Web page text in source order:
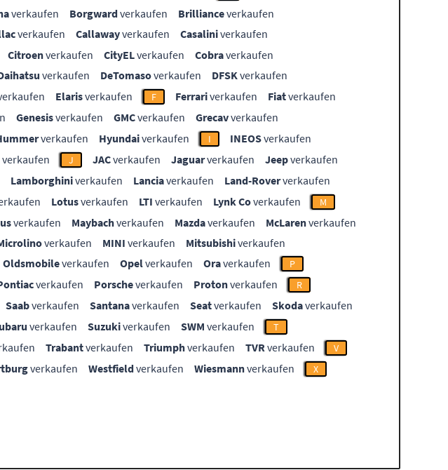
verkaufen Borgwardverkaufen Brillianceverkaufen
verkaufen Callawayverkaufen Casaliniverkaufen
Citroenverkaufen CityELverkaufen Cobraverkaufen
verkaufen DeTomasoverkaufen DFSKverkaufen
Elarisverkaufen F Ferrariverkaufen Fiatverkaufen
Genesisverkaufen GMCverkaufen Grecavverkaufen
verkaufen Hyundaiverkaufen I INEOSverkaufen
verkaufen J JACverkaufen Jaguarverkaufen Jeepverkaufen
Lamborghiniverkaufen Lanciaverkaufen Land-Roververkaufen
Lotusverkaufen LTI verkaufen Lynk Coverkaufen M
verkaufen Maybachverkaufen Mazdaverkaufen McLarenverkaufen
verkaufen MINI verkaufen Mitsubishiverkaufen
Oldsmobileverkaufen Opelverkaufen Oraverkaufen P
verkaufen Porscheverkaufen Protonverkaufen R
Saabverkaufen Santanaverkaufen Seatverkaufen Skodaverkaufen
verkaufen Suzukiverkaufen SWM verkaufen T
Trabantverkaufen Triumphverkaufen TVRverkaufen V
verkaufen Westfieldverkaufen Wiesmannverkaufen X